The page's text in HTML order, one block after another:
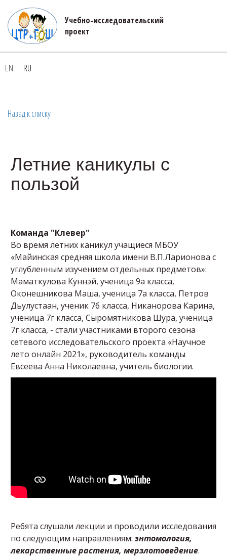
Учебно-исследовательский
проект
EN RU
Назад к списку
Летние каникулы с
пользой
Команда "Клевер"
Во время летних каникул учащиеся МБОУ
«Майинская средняя школа имени В.П.Ларионова с
углубленным изучением отдельных предметов»:
Маматкулова Куннэй, ученица 9а класса,
Оконешникова Маша, ученица 7а класса, Петров
Дьулустаан, ученик 7б класса, Никанорова Карина,
ученица 7г класса, Сыромятникова Шура, ученица
7г класса, - стали участниками второго сезона
сетевого исследовательского проекта «Научное
лето онлайн 2021», руководитель команды
Евсеева Анна Николаевна, учитель биологии.
Ребята слушали лекции и проводили исследования
по следующим направлениям: энтомология,
лекарственные растения, мерзлотоведение.